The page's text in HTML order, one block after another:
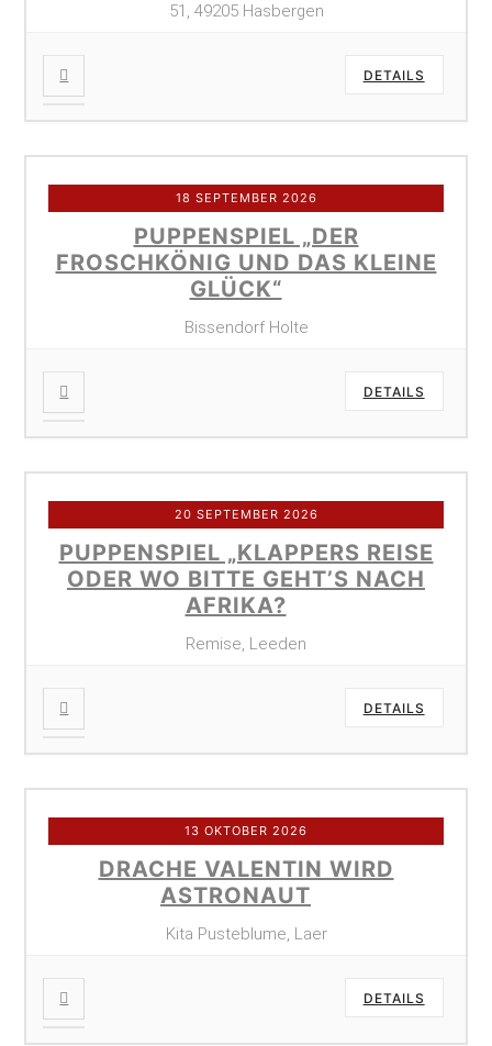
51, 49205 Hasbergen
DETAILS
18 SEPTEMBER 2026
PUPPENSPIEL „DER
FROSCHKÖNIG UND DAS KLEINE
GLÜCK“
Bissendorf Holte
DETAILS
20 SEPTEMBER 2026
PUPPENSPIEL „KLAPPERS REISE
ODER WO BITTE GEHT’S NACH
AFRIKA?
Remise, Leeden
DETAILS
13 OKTOBER 2026
DRACHE VALENTIN WIRD
ASTRONAUT
Kita Pusteblume, Laer
DETAILS